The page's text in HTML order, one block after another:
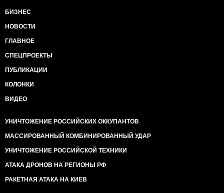
БИЗНЕС
НОВОСТИ
ГЛАВНОЕ
СПЕЦПРОЕКТЫ
ПУБЛИКАЦИИ
КОЛОНКИ
ВИДЕО
УНИЧТОЖЕНИЕ РОССИЙСКИХ ОККУПАНТОВ
МАССИРОВАННЫЙ КОМБИНИРОВАННЫЙ УДАР
УНИЧТОЖЕНИЕ РОССИЙСКОЙ ТЕХНИКИ
АТАКА ДРОНОВ НА РЕГИОНЫ РФ
РАКЕТНАЯ АТАКА НА КИЕВ